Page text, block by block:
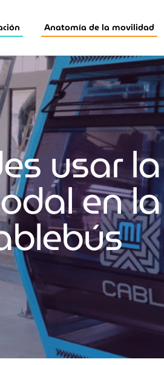
Anatomía de la movilidad
usar la
en la